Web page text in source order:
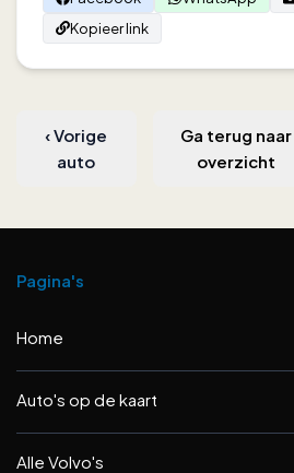
Kopieer link
‹Vorige
auto
Ga terug naar
overzicht
Pagina's
Home
Auto's op de kaart
Alle Volvo's